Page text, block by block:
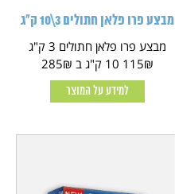
מבצע פרו פלאן חתולים 3\10 ק"ג
מבצע פרו פלאן חתולים 3 ק"ג
115₪ 10 ק"ג ב 285₪
למידע על המוצר